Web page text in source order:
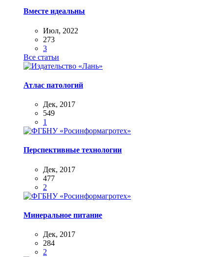
Вместе идеальны
Июл, 2022
273
3
Все статьи
Атлас патологий
Дек, 2017
549
1
Перспективные технологии
Дек, 2017
477
2
Минеральное питание
Дек, 2017
284
2